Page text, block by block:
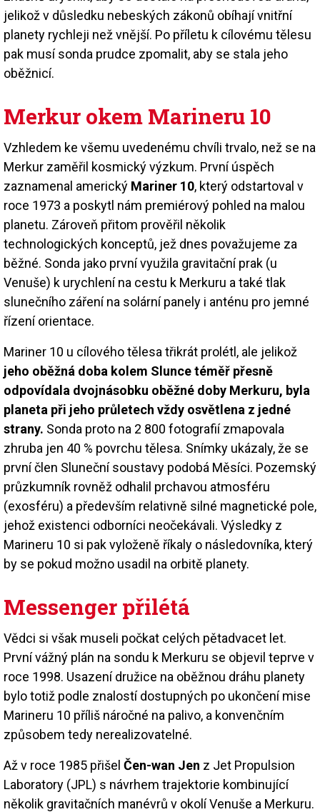
jelikož v důsledku nebeských zákonů obíhají vnitřní
planety rychleji než vnější. Po příletu k cílovému tělesu
pak musí sonda prudce zpomalit, aby se stala jeho
oběžnicí.
Merkur okem Marineru 10
Vzhledem ke všemu uvedenému chvíli trvalo, než se na
Merkur zaměřil kosmický výzkum. První úspěch
zaznamenal americký Mariner 10, který odstartoval v
roce 1973 a poskytl nám premiérový pohled na malou
planetu. Zároveň přitom prověřil několik
technologických konceptů, jež dnes považujeme za
běžné. Sonda jako první využila gravitační prak (u
Venuše) k urychlení na cestu k Merkuru a také tlak
slunečního záření na solární panely i anténu pro jemné
řízení orientace.
Mariner 10 u cílového tělesa třikrát prolétl, ale jelikož
jeho oběžná doba kolem Slunce téměř přesně
odpovídala dvojnásobku oběžné doby Merkuru, byla
planeta při jeho průletech vždy osvětlena z jedné
strany. Sonda proto na 2 800 fotografií zmapovala
zhruba jen 40 % povrchu tělesa. Snímky ukázaly, že se
první člen Sluneční soustavy podobá Měsíci. Pozemský
průzkumník rovněž odhalil prchavou atmosféru
(exosféru) a především relativně silné magnetické pole,
jehož existenci odborníci neočekávali. Výsledky z
Marineru 10 si pak vyloženě říkaly o následovníka, který
by se pokud možno usadil na orbitě planety.
Messenger přilétá
Vědci si však museli počkat celých pětadvacet let.
První vážný plán na sondu k Merkuru se objevil teprve v
roce 1998. Usazení družice na oběžnou dráhu planety
bylo totiž podle znalostí dostupných po ukončení mise
Marineru 10 příliš náročné na palivo, a konvenčním
způsobem tedy nerealizovatelné.
Až v roce 1985 přišel Čen-wan Jen z Jet Propulsion
Laboratory (JPL) s návrhem trajektorie kombinující
několik gravitačních manévrů v okolí Venuše a Merkuru.